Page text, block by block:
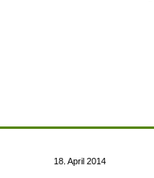
18. April 2014